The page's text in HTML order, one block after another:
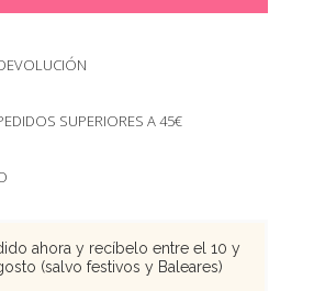
SUPERIORES A 45€
ahora y recíbelo entre el 10 y
(salvo festivos y Baleares)